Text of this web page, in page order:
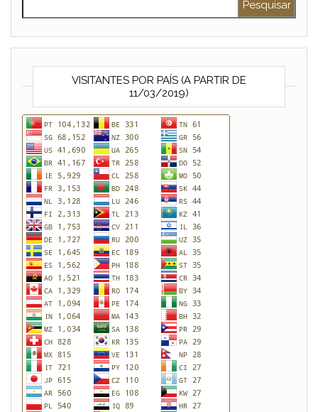
VISITANTES POR PAÍS (A PARTIR DE
11/03/2019)